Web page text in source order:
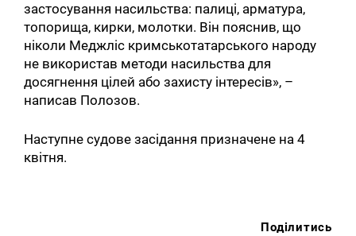
застосування насильства: палиці, арматура,
топорища, кирки, молотки. Він пояснив, що
ніколи Меджліс кримськотатарського народу
не використав методи насильства для
досягнення цілей або захисту інтересів», –
написав Полозов.
Наступне судове засідання призначене на 4
квітня.
Поділитись